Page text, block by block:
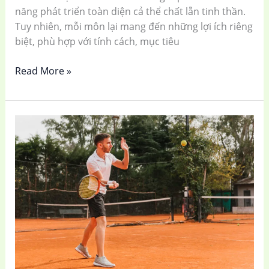
năng phát triển toàn diện cả thể chất lẫn tinh thần.
Tuy nhiên, mỗi môn lại mang đến những lợi ích riêng
biệt, phù hợp với tính cách, mục tiêu
Read More »
Những
Điều
Sân
Tennis
Dạy
Tôi
Về
Kinh
Doanh